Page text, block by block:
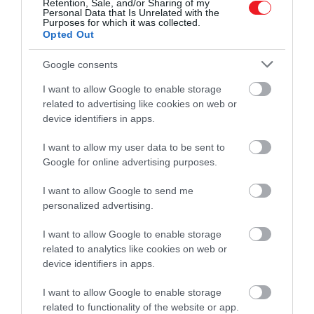
Retention, Sale, and/or Sharing of my
Personal Data that Is Unrelated with the
Purposes for which it was collected.
Opted Out
Google consents
I want to allow Google to enable storage
related to advertising like cookies on web or
device identifiers in apps.
I want to allow my user data to be sent to
Google for online advertising purposes.
I want to allow Google to send me
personalized advertising.
I want to allow Google to enable storage
related to analytics like cookies on web or
device identifiers in apps.
I want to allow Google to enable storage
related to functionality of the website or app.
felemeljük a hangunkat. Nem vizsgálták azonban
annak hosszú távú következményeit, hogy az
állatoknak meg kell változtatniuk kommunikációs
módszereiket.
A hangos zajnak való hosszú távú kitettség
csökkenti a tanulási és emlékezeti képességet a
laboratóriumi egereknél. A megismerés és a
szorongás közötti kapcsolat az embereknél
összetett, de általánosságban elmondható, hogy a
feladatok elvégzésére való képességünket. Ez más
emlősöknél is hasonló lehet, de nincs elég kutatás
ahhoz, hogy biztosat tudjunk mondani. Az állatkerti
zajok tanulmányozása nehéz, mert nehéz ellenőrizni
más tényezőket, például az időjárást és a látogatók
kezelés áll rendelkezésre a megnyugtatására vagy a